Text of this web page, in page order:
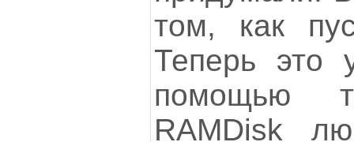
том, как
Теперь это
помощью
RAMDisk